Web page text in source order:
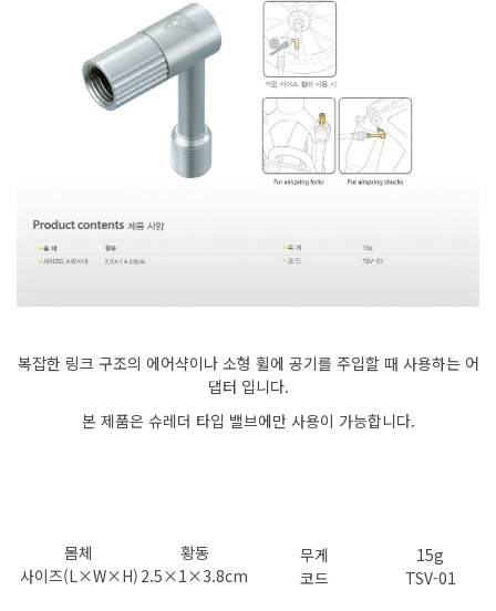
복잡한 링크 구조의 에어샥이나 소형 휠에 공기를 주입할 때 사용하는 어
댑터 입니다.
본 제품은 슈레더 타입 밸브에만 사용이 가능합니다.
몸체
황동
사이즈(L×W×H) 2.5×1×3.8cm
무게
15g
코드
TSV-01